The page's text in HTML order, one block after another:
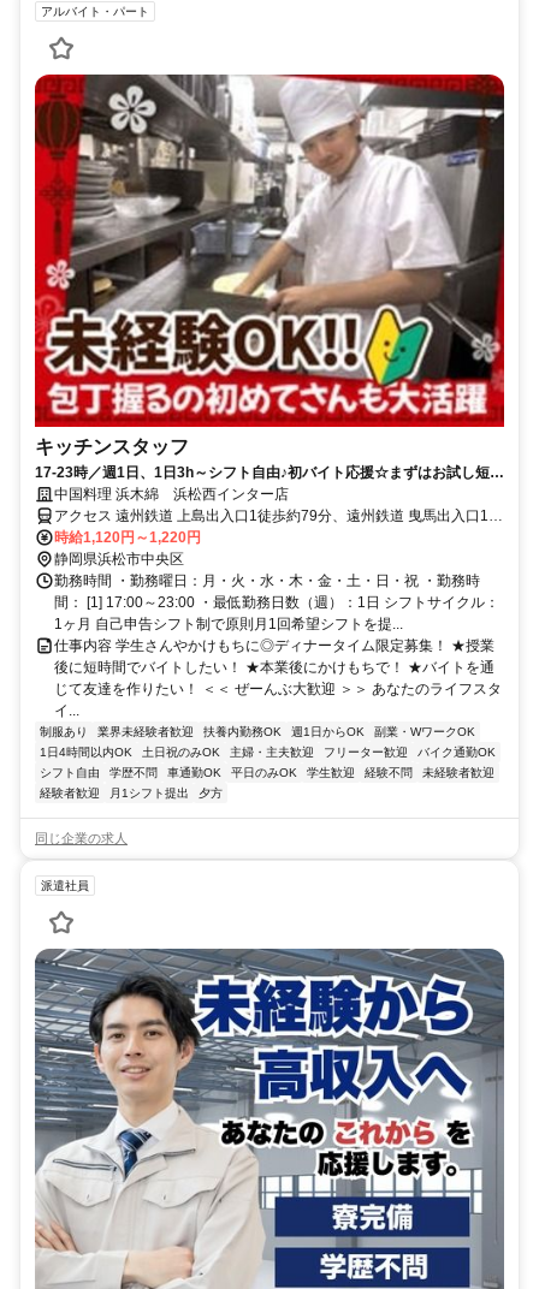
アルバイト・パート
キッチンスタッフ
17-23時／週1日、1日3h～シフト自由♪初バイト応援☆まずはお試し短期
もOK！【まかない大盛りOK】
中国料理 浜木綿 浜松西インター店
アクセス 遠州鉄道 上島出入口1徒歩約79分、遠州鉄道 曳馬出入口1徒
歩約82分、遠州鉄道 自動車学校前徒歩約85分
時給1,120円～1,220円
静岡県浜松市中央区
勤務時間 ・勤務曜日：月・火・水・木・金・土・日・祝 ・勤務時
間： [1] 17:00～23:00 ・最低勤務日数（週）：1日 シフトサイクル：
1ヶ月 自己申告シフト制で原則月1回希望シフトを提...
仕事内容 学生さんやかけもちに◎ディナータイム限定募集！ ★授業
後に短時間でバイトしたい！ ★本業後にかけもちで！ ★バイトを通
じて友達を作りたい！ ＜＜ ぜーんぶ大歓迎 ＞＞ あなたのライフスタ
イ...
制服あり 業界未経験者歓迎 扶養内勤務OK 週1日からOK
副業・WワークOK
1日4時間以内OK
土日祝のみOK 主婦・主夫歓迎 フリーター歓迎
バイク通勤OK
シフト自由
学歴不問 車通勤OK 平日のみOK 学生歓迎 経験不問
未経験者歓迎
経験者歓迎
月1シフト提出 夕方
同じ企業の求人
派遣社員